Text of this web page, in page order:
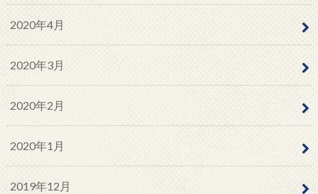
2020年4月
2020年3月
2020年2月
2020年1月
2019年12月